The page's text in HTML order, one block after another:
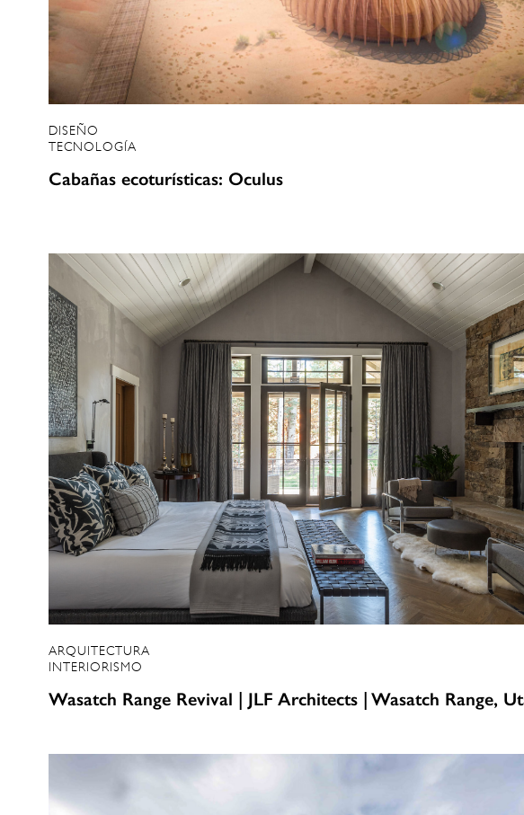
DISEÑO
TECNOLOGÍA
Cabañas ecoturísticas: Oculus
ARQUITECTURA
INTERIORISMO
Wasatch Range Revival | JLF Architects | Wasatch Range,